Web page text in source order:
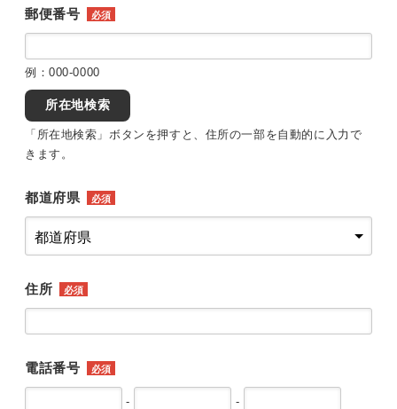
郵便番号 必須
例：000-0000
所在地検索
「所在地検索」ボタンを押すと、住所の一部を自動的に入力で
きます。
都道府県 必須
住所 必須
電話番号 必須
-
-